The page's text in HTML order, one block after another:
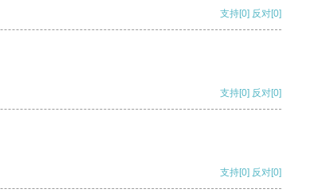
支持[0] 反对[0]
支持[0] 反对[0]
支持[0] 反对[0]